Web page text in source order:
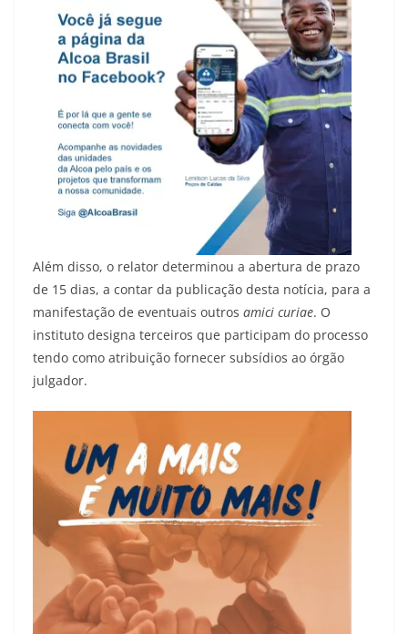
Além disso, o relator determinou a abertura de prazo
de 15 dias, a contar da publicação desta notícia, para a
manifestação de eventuais outros amici curiae. O
instituto designa terceiros que participam do processo
tendo como atribuição fornecer subsídios ao órgão
julgador.